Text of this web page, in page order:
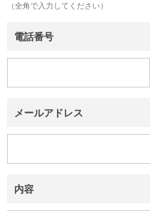
（全角で入力してください）
電話番号
メールアドレス
内容